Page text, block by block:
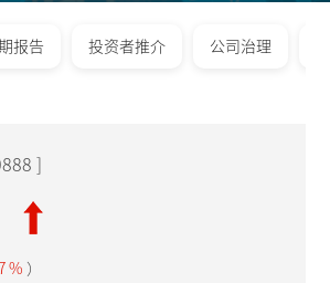
报告 投资者推介 公司治理
]
% ）